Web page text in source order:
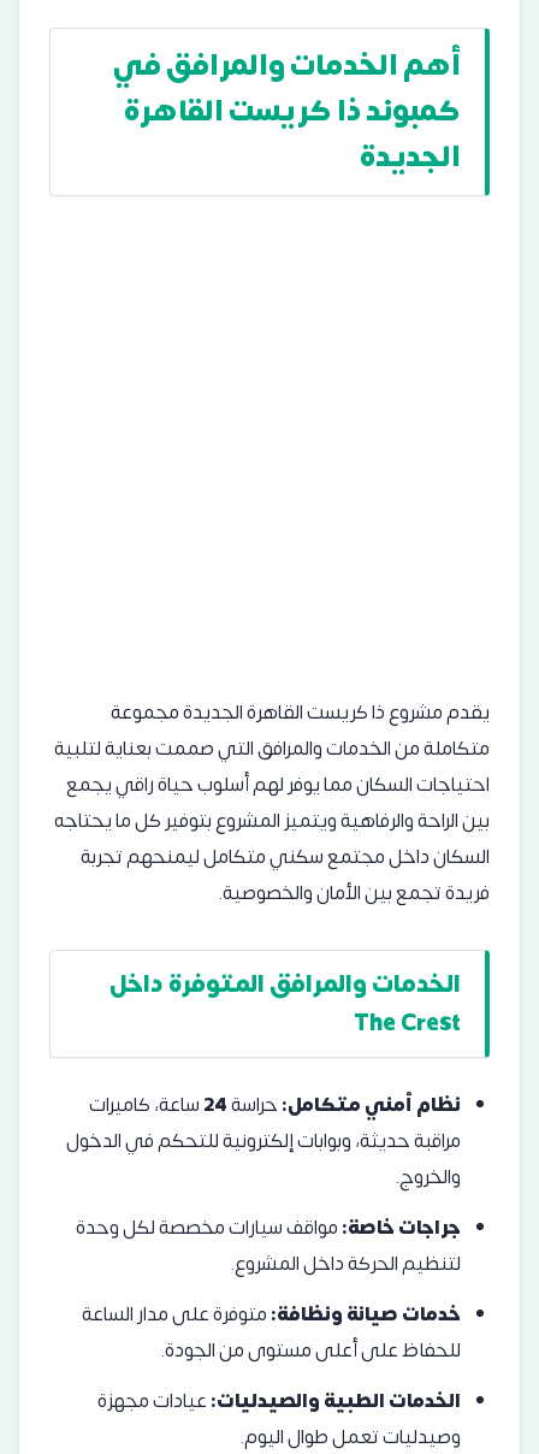
أهم الخدمات والمرافق في
كمبوند ذا كريست القاهرة
الجديدة
يقدم مشروع ذا كريست القاهرة الجديدة مجموعة
متكاملة من الخدمات والمرافق التي صممت بعناية لتلبية
احتياجات السكان مما يوفر لهم أسلوب حياة راقي يجمع
بين الراحة والرفاهية ويتميز المشروع بتوفير كل ما يحتاجه
السكان داخل مجتمع سكني متكامل ليمنحهم تجربة
فريدة تجمع بين الأمان والخصوصية.
الخدمات والمرافق المتوفرة داخل
The Crest
نظام أمني متكامل:حراسة24ساعة، كاميرات
مراقبة حديثة، وبوابات إلكترونية للتحكم في الدخول
والخروج.
جراجات خاصة:مواقف سيارات مخصصة لكل وحدة
لتنظيم الحركة داخل المشروع.
خدمات صيانة ونظافة:متوفرة على مدار الساعة
للحفاظ على أعلى مستوى من الجودة.
الخدمات الطبية والصيدليات:عيادات مجهزة
وصيدليات تعمل طوال اليوم.